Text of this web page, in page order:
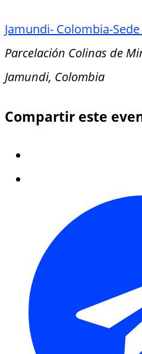
Jamundi- Colombia-
Parcelación Colinas de
Jamundi, Colombia
Compartir este